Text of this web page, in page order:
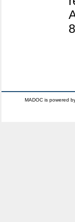
MADOC is powered